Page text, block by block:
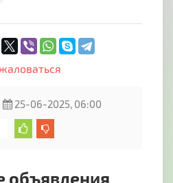
приобрести
различных фракций,
вторичного
отсев,
25-06-2025, 06:00
объявления